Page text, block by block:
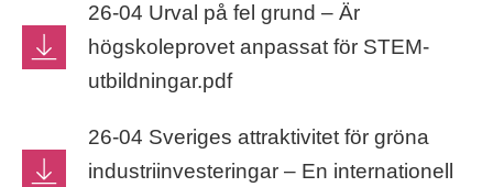
26-04 Urval på fel grund – Är
högskoleprovet anpassat för STEM-
utbildningar.pdf
26-04 Sveriges attraktivitet för gröna
industriinvesteringar – En internationell